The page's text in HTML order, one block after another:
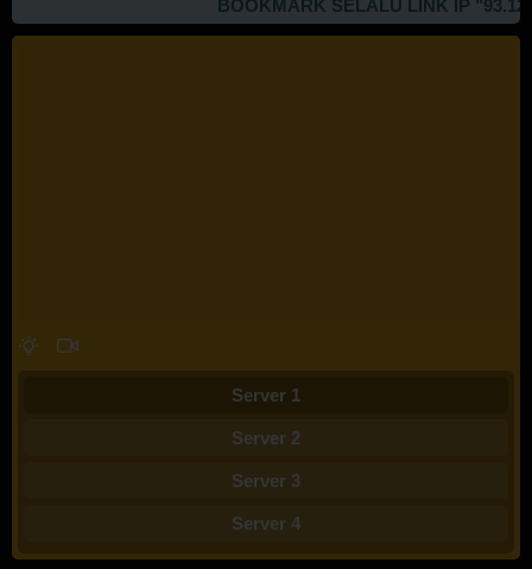
BOOKMARK SELALU LINK IP
Server 1
Server 2
Server 3
Server 4